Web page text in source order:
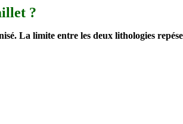
?
La limite entre les deux lithologies